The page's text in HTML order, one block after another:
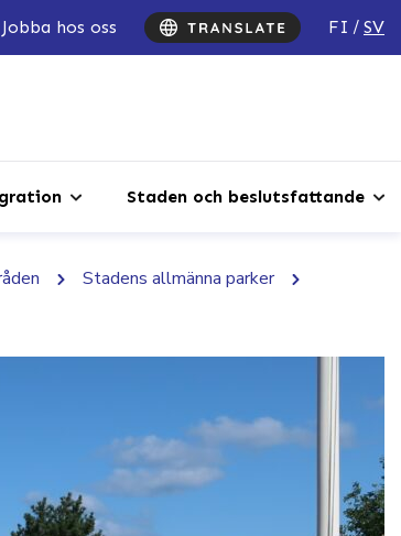
Jobba hos oss FI SV
Staden och beslutsfattande
Stadens allmänna parker